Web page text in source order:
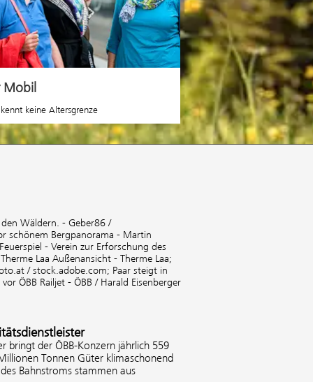
Mobil
keine Altersgrenze
Wäldern. - Geber86 /
schönem Bergpanorama - Martin
- Verein zur Erforschung des
Therme Laa Außenansicht - Therme Laa;
/ stock.adobe.com; Paar steigt in
ÖBB Railjet - ÖBB / Harald Eisenberger
bringt der ÖBB-Konzern jährlich 559
Tonnen Güter klimaschonend
Bahnstroms stammen aus